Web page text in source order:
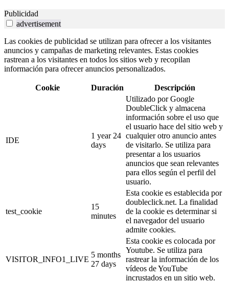
Publicidad
advertisement
Las cookies de publicidad se utilizan para ofrecer a los visitantes
anuncios y campañas de marketing relevantes. Estas cookies
rastrean a los visitantes en todos los sitios web y recopilan
información para ofrecer anuncios personalizados.
Cookie Duración Descripción
IDE
1 year 24
days
Utilizado por Google
DoubleClick y almacena
información sobre el uso que
el usuario hace del sitio web y
cualquier otro anuncio antes
de visitarlo. Se utiliza para
presentar a los usuarios
anuncios que sean relevantes
para ellos según el perfil del
usuario.
test_cookie
15
minutes
Esta cookie es establecida por
doubleclick.net. La finalidad
de la cookie es determinar si
el navegador del usuario
admite cookies.
VISITOR_INFO1_LIVE
5 months
27 days
Esta cookie es colocada por
Youtube. Se utiliza para
rastrear la información de los
vídeos de YouTube
incrustados en un sitio web.